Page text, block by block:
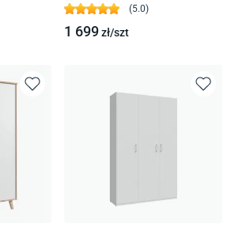
(5.0)
1 699zł/szt